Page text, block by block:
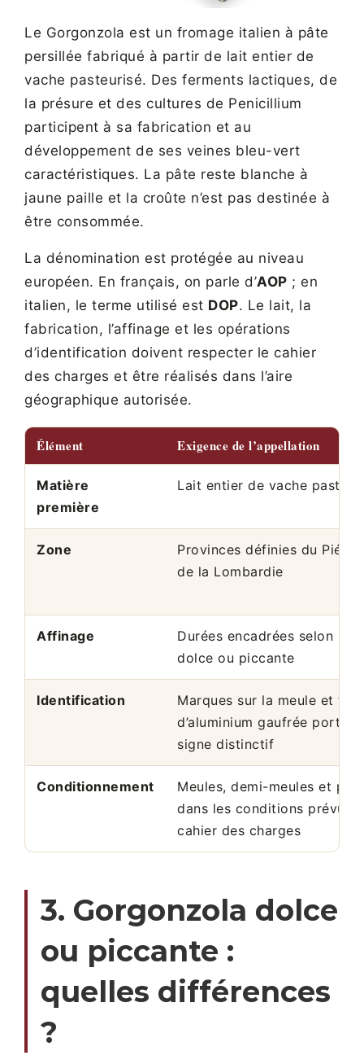
Le Gorgonzola est un fromage italien à pâte
persillée fabriqué à partir de lait entier de
vache pasteurisé. Des ferments lactiques, de
la présure et des cultures de Penicillium
participent à sa fabrication et au
développement de ses veines bleu-vert
caractéristiques. La pâte reste blanche à
jaune paille et la croûte n’est pas destinée à
être consommée.
La dénomination est protégée au niveau
européen. En français, on parle d’AOP ; en
italien, le terme utilisé est DOP. Le lait, la
fabrication, l’affinage et les opérations
d’identification doivent respecter le cahier
des charges et être réalisés dans l’aire
géographique autorisée.
Élément Exigence de l’appellation
Matière
première
Lait entier de vache
Zone
Provinces définies du
de la Lombardie
Affinage
Durées encadrées selon le
dolce ou piccante
Identification
Marques sur la meule et
d’aluminium gaufrée
signe distinctif
Conditionnement
Meules, demi-meules et
dans les conditions prévues
cahier des charges
3. Gorgonzola dolce
ou piccante :
quelles différences
?